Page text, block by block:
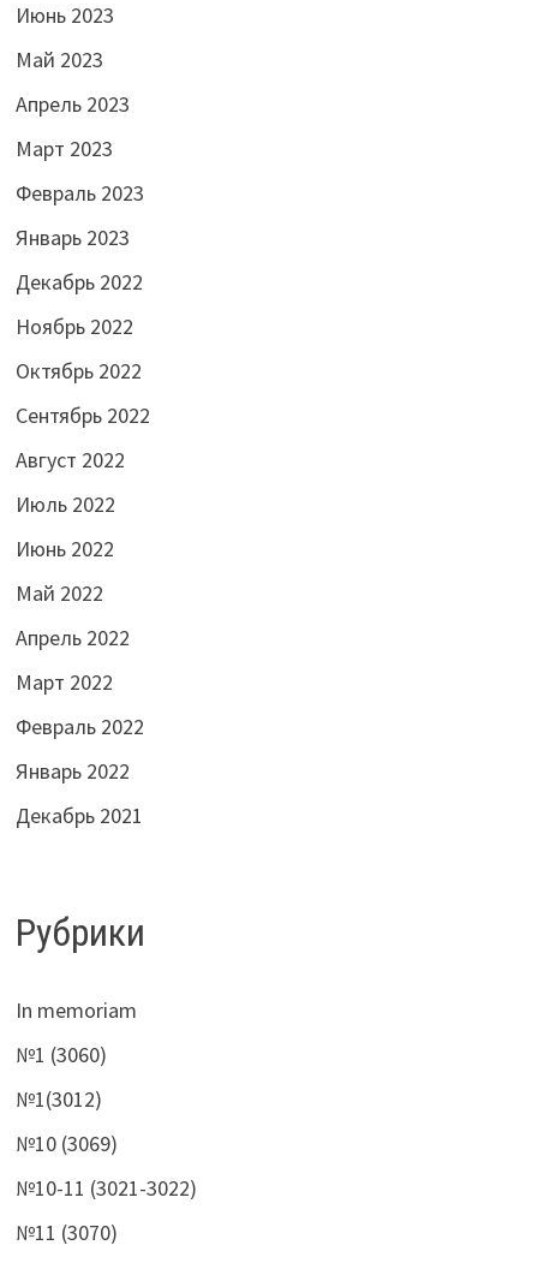
Июнь 2023
Май 2023
Апрель 2023
Март 2023
Февраль 2023
Январь 2023
Декабрь 2022
Ноябрь 2022
Октябрь 2022
Сентябрь 2022
Август 2022
Июль 2022
Июнь 2022
Май 2022
Апрель 2022
Март 2022
Февраль 2022
Январь 2022
Декабрь 2021
Рубрики
In memoriam
№1 (3060)
№1(3012)
№10 (3069)
№10-11 (3021-3022)
№11 (3070)